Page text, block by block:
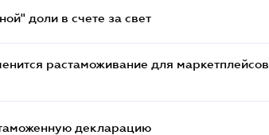
доли в счете за свет
растаможивание для маркетплейсов
декларацию